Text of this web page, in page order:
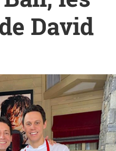
David